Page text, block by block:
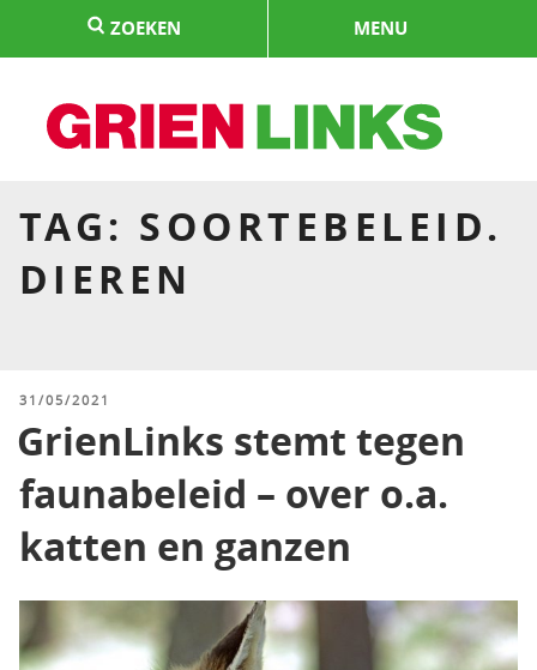
springen
ZOEKEN MENU
TAG: SOORTEBELEID.
DIEREN
GEPLAATST
31/05/2021
GrienLinks stemt tegen
faunabeleid – over o.a.
katten en ganzen